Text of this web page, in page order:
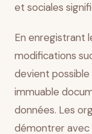
et sociales
En enregistrant
modifications
devient possible
immuable
données. Les
démontrer avec